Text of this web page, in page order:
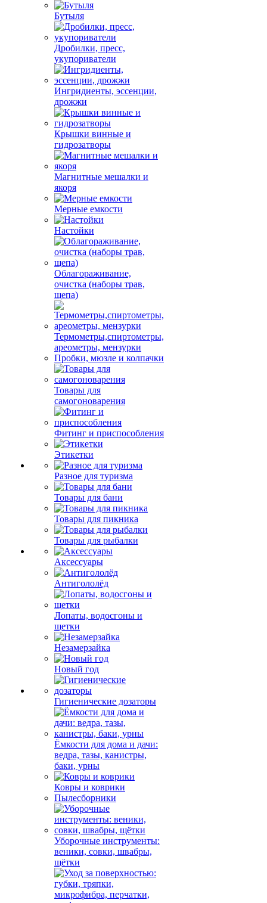
Бутыля
Дробилки, пресс,
укупориватели
Ингридиенты, эссенции,
дрожжи
Крышки винные и
гидрозатворы
Магнитные мешалки и
якоря
Мерные емкости
Настойки
Облагораживание,
очистка (наборы трав,
щепа)
Термометры,спиртометры,
ареометры, мензурки
Пробки, мюзле и колпачки
Товары для
самогоноварения
Фитинг и приспособления
Этикетки
Разное для туризма
Товары для бани
Товары для пикника
Товары для рыбалки
Аксессуары
Антигололёд
Лопаты, водосгоны и
щетки
Незамерзайка
Новый год
Гигиенические дозаторы
Ёмкости для дома и дачи:
ведра, тазы, канистры,
баки, урны
Ковры и коврики
Пылесборники
Уборочные инструменты:
веники, совки, швабры,
щётки